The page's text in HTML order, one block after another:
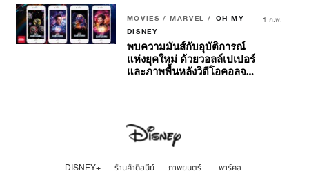
MOVIES / MARVEL / OH MY
DISNEY
พบความมันส์กับอุบัติการณ์
แห่งยุคใหม่ ด้วยวอลล์เปเปอร์
และภาพพื้นหลังวิดีโอคอลจาก
1 ก.พ.
DISNEY+ ร้านค้าดิสนีย์ ภาพยนตร์ พาร์คส